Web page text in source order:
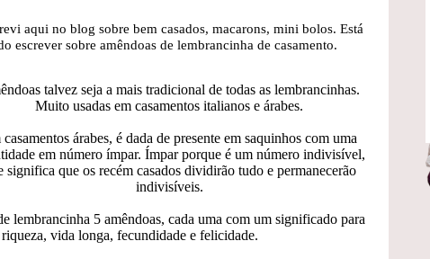
aqui no blog sobre bem casados, macarons, mini bolos. Está
escrever sobre amêndoas de lembrancinha de casamento.
talvez seja a mais tradicional de todas as lembrancinhas.
Muito usadas em casamentos italianos e árabes.
casamentos árabes, é dada de presente em saquinhos com uma
em número ímpar. Ímpar porque é um número indivisível,
significa que os recém casados dividirão tudo e permanecerão
indivisíveis.
lembrancinha 5 amêndoas, cada uma com um significado para
vida longa, fecundidade e felicidade.